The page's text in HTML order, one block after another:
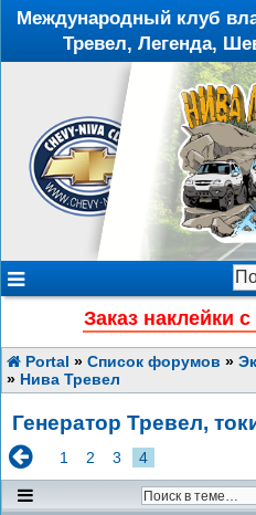
Международный клуб
Тревел, Легенда,
Заказ наклейки
Portal » Список форумов »
» Нива Тревел
Генератор Тревел,
1 2 3 4